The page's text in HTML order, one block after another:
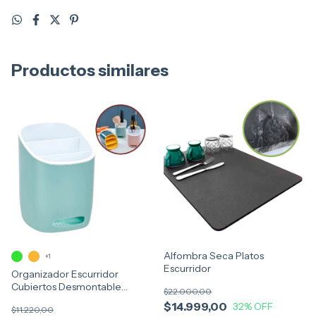
Productos similares
Organizador Escurridor
Cubiertos Desmontable
$11.220,00
+1
Alfombra Seca Platos
Escurridor
$14.999,00
$22.000,00
32% OFF